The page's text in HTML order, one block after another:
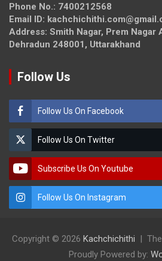
Phone No.: 7400212568
Email ID:
Address: Smith Nagar, Prem Nagar
Dehradun 248001, Uttarakhand
Follow Us
Follow Us On Facebook
Follow Us On Twitter
Subscribe Us On Youtube
Follow Us On Instagram
Copyright © 2026 Kachchichithi
Proudly Powered by: